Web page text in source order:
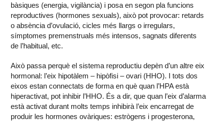
bàsiques (energia, vigilància) i posa en segon pla funcions
reproductives (hormones sexuals), això pot provocar: retards
o absència d’ovulació, cicles més llargs o irregulars,
símptomes premenstruals més intensos, sagnats diferents
de l’habitual, etc.
Això passa perquè el sistema reproductiu depèn d’un altre eix
hormonal: l’eix hipotàlem – hipòfisi – ovari (HHO). I tots dos
eixos estan connectats de forma en què quan l’HPA està
hiperactivat, pot inhibir l’HHO. És a dir, que quan l’eix d’alarma
està activat durant molts temps inhibirà l’eix encarregat de
produir les hormones ovàriques: estrògens i progesterona,